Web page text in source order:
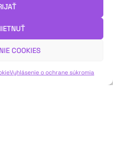
COOKIES
Vyhlásenie o ochrane súkromia
myšlienky, pocity, zistenia
Súťažilo štrnásť
účastníkov a účastníčok.
poroty Renata Jurčová.